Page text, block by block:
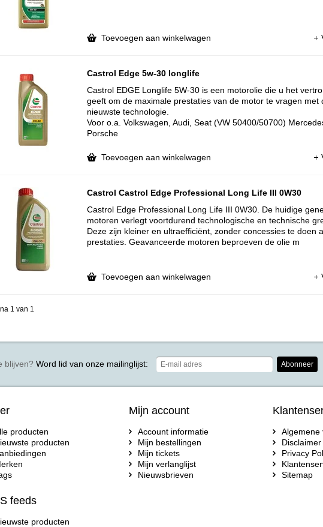
Toevoegen aan winkelwagen
Castrol Edge 5w-30 longlife
Castrol EDGE Longlife 5W-30 is een motorolie die u het
geeft om de maximale prestaties van de motor te vragen met
nieuwste technologie.
Voor o.a. Volkswagen, Audi, Seat (VW 50400/50700)
Porsche
Toevoegen aan winkelwagen
Castrol Castrol Edge Professional Long Life III 0W30
Castrol Edge Professional Long Life III 0W30. De huidige
motoren verlegt voortdurend technologische en technische
Deze zijn kleiner en ultraefficiënt, zonder concessies te doen
prestaties. Geavanceerde motoren beproeven de olie m
Toevoegen aan winkelwagen
1 van 1
blijven?Word lid van onze mailinglijst: Abonneer
producten
producten
feeds
producten
Mijn account
Account informatie
Mijn bestellingen
Mijn tickets
Mijn verlanglijst
Nieuwsbrieven
Algemene
Disclaimer
Privacy
Sitemap